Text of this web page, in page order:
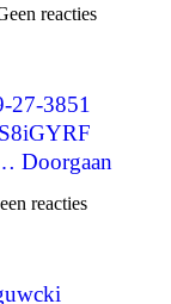
reacties
27-3851
Doorgaan
reacties